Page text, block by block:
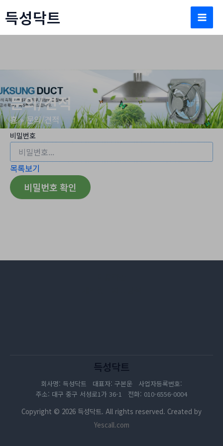
텐
츠
너
뛰
기
득성닥트
Main
문의/견적
홈 문의/견적
비밀번호
목록보기
비밀번호 확인
득성닥트
회사명: 득성닥트 대표자: 구본운 사업자등록번호:
주소: 대구 중구 서성로1가 36-1 전화: 010-6556-0004
Copyright © 2026 득성닥트. All rights reserved. Created by
Yescall.com